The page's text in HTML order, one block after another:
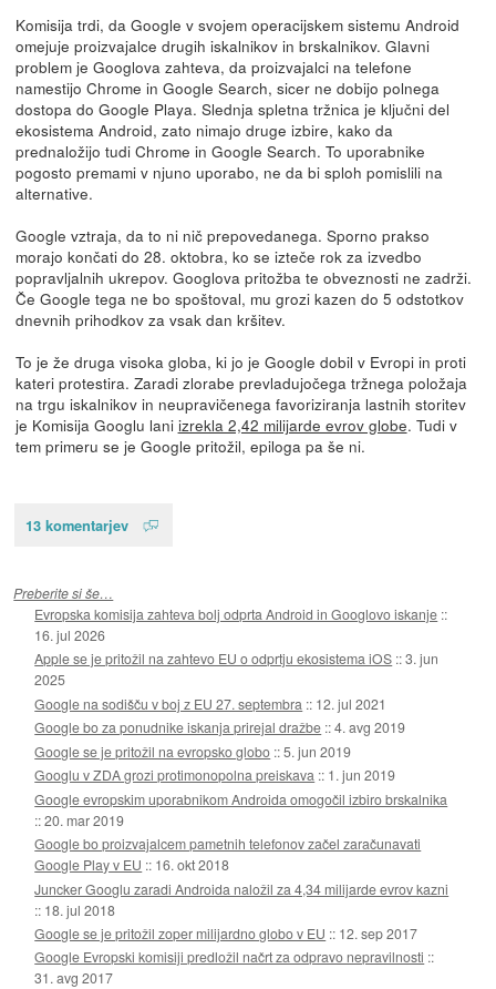
Komisija trdi, da Google v svojem operacijskem sistemu Android
omejuje proizvajalce drugih iskalnikov in brskalnikov. Glavni
problem je Googlova zahteva, da proizvajalci na telefone
namestijo Chrome in Google Search, sicer ne dobijo polnega
dostopa do Google Playa. Slednja spletna tržnica je ključni del
ekosistema Android, zato nimajo druge izbire, kako da
prednaložijo tudi Chrome in Google Search. To uporabnike
pogosto premami v njuno uporabo, ne da bi sploh pomislili na
alternative.
Google vztraja, da to ni nič prepovedanega. Sporno prakso
morajo končati do 28. oktobra, ko se izteče rok za izvedbo
popravljalnih ukrepov. Googlova pritožba te obveznosti ne zadrži.
Če Google tega ne bo spoštoval, mu grozi kazen do 5 odstotkov
dnevnih prihodkov za vsak dan kršitev.
To je že druga visoka globa, ki jo je Google dobil v Evropi in proti
kateri protestira. Zaradi zlorabe prevladujočega tržnega položaja
na trgu iskalnikov in neupravičenega favoriziranja lastnih storitev
je Komisija Googlu lani izrekla 2,42 milijarde evrov globe. Tudi v
tem primeru se je Google pritožil, epiloga pa še ni.
13 komentarjev
Preberite si še…
Evropska komisija zahteva bolj odprta Android in Googlovo iskanje ::
16. jul 2026
Apple se je pritožil na zahtevo EU o odprtju ekosistema iOS ::3. jun
2025
Google na sodišču v boj z EU 27. septembra :: 12. jul 2021
Google bo za ponudnike iskanja prirejal dražbe ::4. avg 2019
Google se je pritožil na evropsko globo ::5. jun 2019
Googlu v ZDA grozi protimonopolna preiskava :: 1. jun 2019
Google evropskim uporabnikom Androida omogočil izbiro brskalnika
::20. mar 2019
Google bo proizvajalcem pametnih telefonov začel zaračunavati
Google Play v EU :: 16. okt 2018
Juncker Googlu zaradi Androida naložil za 4,34 milijarde evrov kazni
:: 18. jul 2018
Google se je pritožil zoper milijardno globo v EU :: 12. sep 2017
Google Evropski komisiji predložil načrt za odpravo nepravilnosti ::
31. avg 2017